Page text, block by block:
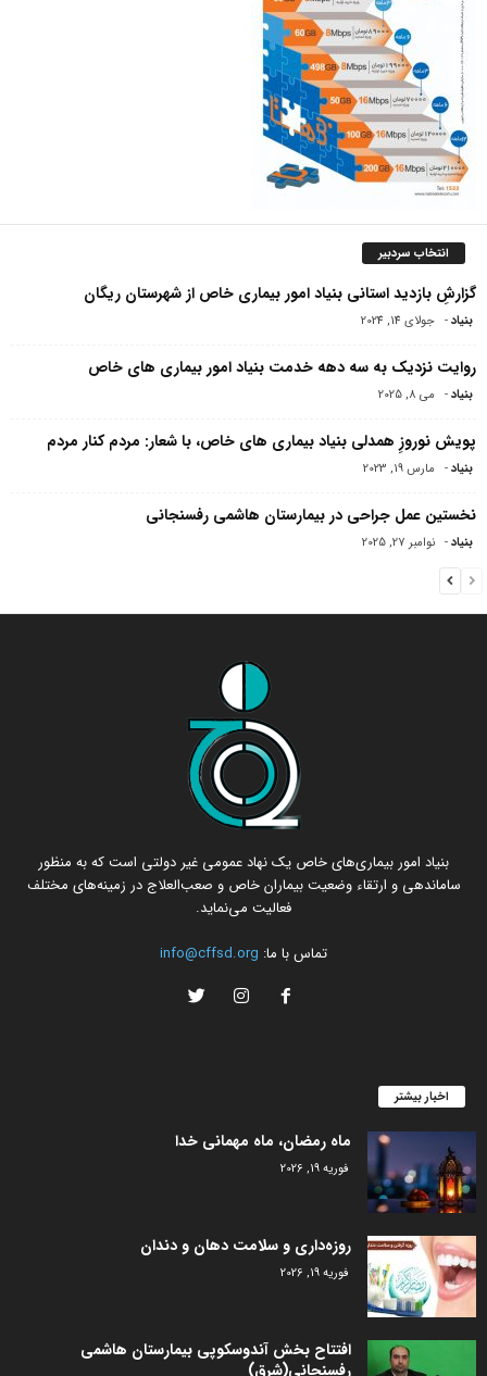
انتخاب سردبیر
گزارشِ بازدید استانی بنیاد امور بیماری خاص از شهرستان ریگان
بنیاد- جولای 14, 2024
روایت نزدیک به سه دهه خدمت بنیاد امور بیماری های خاص
بنیاد- می 8, 2025
پویش نوروزِ همدلی بنیاد بیماری های خاص، با شعار: مردم کنار مردم
بنیاد- مارس 19, 2023
نخستین عمل جراحی در بیمارستان هاشمی رفسنجانی
بنیاد- نوامبر 27, 2025
بنیاد امور بیماری‌های خاص یک نهاد عمومی غیر دولتی است که به منظور
ساماندهی و ارتقاء وضعیت بیماران خاص و صعب‌العلاج در زمینه‌های مختلف
فعالیت می‌نماید.
تماس با ما: info@cffsd.org
اخبار بیشتر
ماه رمضان، ماه مهمانی خدا
فوریه 19, 2026
روزه‌داری و سلامت دهان و دندان
فوریه 19, 2026
افتتاح بخش آندوسکوپی بیمارستان هاشمی
رفسنجانی(شرق)